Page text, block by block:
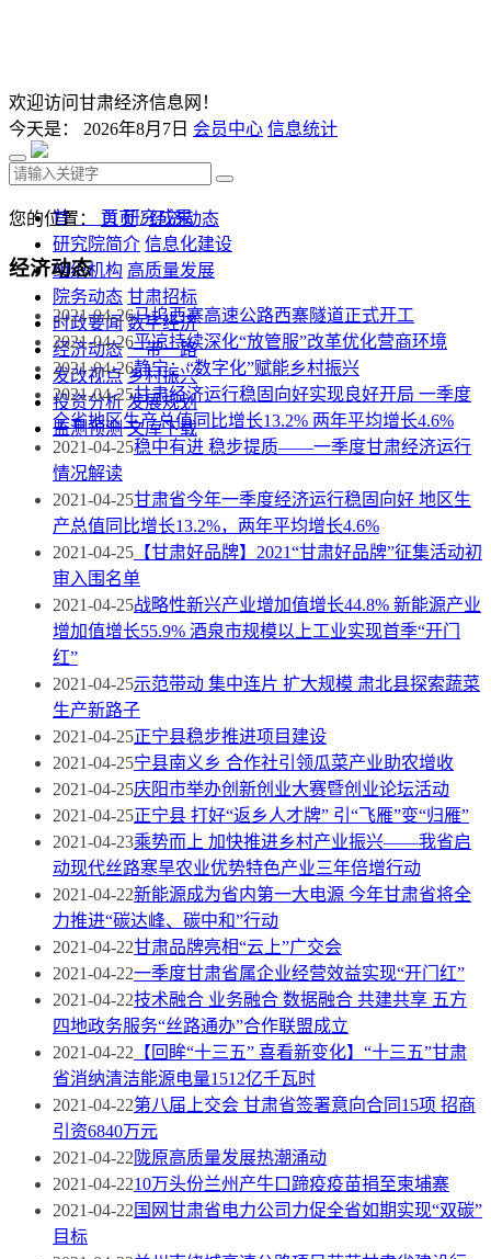
欢迎访问甘肃经济信息网！
今天是： 2026年8月7日 会员中心 信息统计
首 页 研究成果
研究院简介 信息化建设
组织机构 高质量发展
院务动态 甘肃招标
时政要闻 数字经济
经济动态 一带一路
发改视点 乡村振兴
投资分析 发展规划
监测预测 文库下载
您的位置： 首页/经济动态
经济动态
2021-04-26马坞西寨高速公路西寨隧道正式开工
2021-04-26平凉持续深化“放管服”改革优化营商环境
2021-04-26静宁：“数字化”赋能乡村振兴
2021-04-25甘肃经济运行稳固向好实现良好开局 一季度
全省地区生产总值同比增长13.2% 两年平均增长4.6%
2021-04-25稳中有进 稳步提质——一季度甘肃经济运行
情况解读
2021-04-25甘肃省今年一季度经济运行稳固向好 地区生
产总值同比增长13.2%，两年平均增长4.6%
2021-04-25 【甘肃好品牌】2021“甘肃好品牌”征集活动初
审入围名单
2021-04-25战略性新兴产业增加值增长44.8% 新能源产业
增加值增长55.9% 酒泉市规模以上工业实现首季“开门
红”
2021-04-25示范带动 集中连片 扩大规模 肃北县探索蔬菜
生产新路子
2021-04-25正宁县稳步推进项目建设
2021-04-25宁县南义乡 合作社引领瓜菜产业助农增收
2021-04-25庆阳市举办创新创业大赛暨创业论坛活动
2021-04-25正宁县 打好“返乡人才牌” 引“飞雁”变“归雁”
2021-04-23乘势而上 加快推进乡村产业振兴——我省启
动现代丝路寒旱农业优势特色产业三年倍增行动
2021-04-22新能源成为省内第一大电源 今年甘肃省将全
力推进“碳达峰、碳中和”行动
2021-04-22甘肃品牌亮相“云上”广交会
2021-04-22一季度甘肃省属企业经营效益实现“开门红”
2021-04-22技术融合 业务融合 数据融合 共建共享 五方
四地政务服务“丝路通办”合作联盟成立
2021-04-22 【回眸“十三五” 喜看新变化】“十三五”甘肃
省消纳清洁能源电量1512亿千瓦时
2021-04-22第八届上交会 甘肃省签署意向合同15项 招商
引资6840万元
2021-04-22陇原高质量发展热潮涌动
2021-04-2210万头份兰州产牛口蹄疫疫苗捐至柬埔寨
2021-04-22国网甘肃省电力公司力促全省如期实现“双碳”
目标